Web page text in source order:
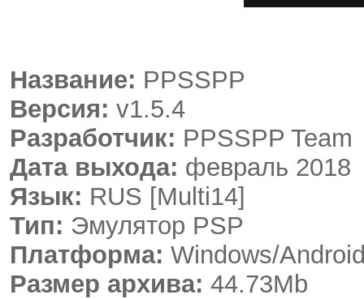
Название: PPSSPP
Версия: v1.5.4
Разработчик: PPSSPP Team
Дата выхода: февраль 2018
Язык: RUS [Multi14]
Тип: Эмулятор PSP
Платформа: Windows/
Размер архива: 44.73Мb